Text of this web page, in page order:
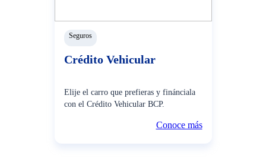
Seguros
Crédito Vehicular
Elije el carro que prefieras y finánciala
con el Crédito Vehicular BCP.
Conoce más